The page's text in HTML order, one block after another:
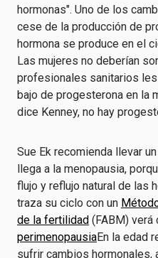
hormonas". Uno de los
cese de la producción de
hormona se produce en el
Las mujeres no deberían
profesionales sanitarios
bajo de progesterona en la
dice Kenney, no hay
Sue Ek recomienda llevar
llega a la menopausia,
flujo y reflujo natural de las
traza su ciclo con un
de la fertilidad (FABM)
perimenopausiaEn la edad
sufrir cambios hormonales,